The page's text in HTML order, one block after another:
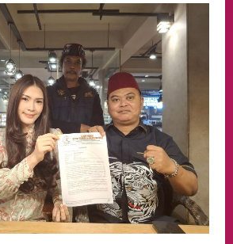
Aliyuddin: Anak Indonesia di Luar Negeri
Harus Berprestasi, Berkarakter, dan
Menjaga Nama Baik Bangsa
05/08/2026
Event
Putusan Diundur Lagi, Pernyataan
Hakim pada Sidang Sebelumnya Jadi
Sorotan
05/08/2026